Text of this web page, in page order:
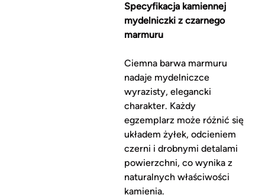
Specyfikacja kamiennej
mydelniczki z czarnego
marmuru
Ciemna barwa marmuru
nadaje mydelniczce
wyrazisty, elegancki
charakter. Każdy
egzemplarz może różnić się
układem żyłek, odcieniem
czerni i drobnymi detalami
powierzchni, co wynika z
naturalnych właściwości
kamienia.